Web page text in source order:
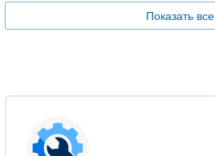
Показать все